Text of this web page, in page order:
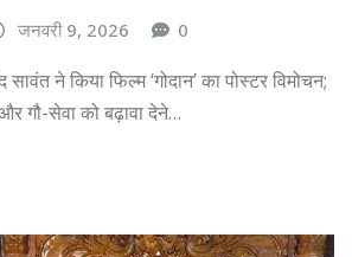
जनवरी 9, 2026 0
सावंत ने किया फिल्म ‘गोदान’ का पोस्टर विमोचन;
गौ-सेवा को बढ़ावा देने…